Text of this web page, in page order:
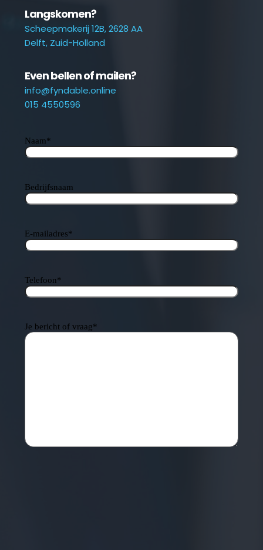
Langskomen?
Scheepmakerij 12B, 2628 AA
Delft, Zuid-Holland
Even bellen of mailen?
info@fyndable.online
015 4550596
Naam*
Bedrijfsnaam
E-mailadres*
Telefoon*
Je bericht of vraag*